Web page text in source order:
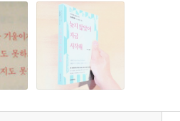
때 정신을 번쩍 들게 하는 찬물 세수